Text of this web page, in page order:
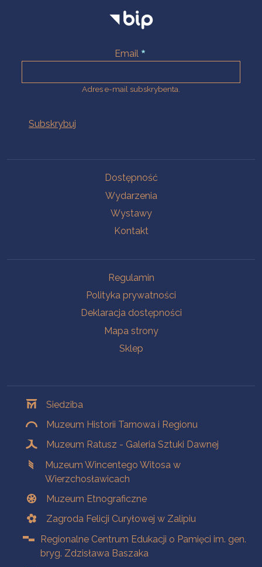
Email
Adres e-mail subskrybenta.
Dostępność
Wydarzenia
Wystawy
Kontakt
Regulamin
Polityka prywatności
Deklaracja dostępności
Mapa strony
Sklep
Siedziba
Muzeum Historii Tarnowa i Regionu
Muzeum Ratusz - Galeria Sztuki Dawnej
Muzeum Wincentego Witosa w
Wierzchosławicach
Muzeum Etnograficzne
Zagroda Felicji Curyłowej w Zalipiu
Regionalne Centrum Edukacji o Pamięci im. gen.
bryg. Zdzisława Baszaka